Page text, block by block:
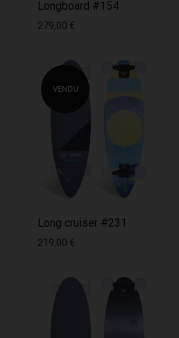
Longboard #154
279,00 €
VENDU
Long cruiser #231
219,00 €